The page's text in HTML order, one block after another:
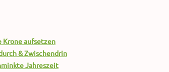
Krone aufsetzen
& Zwischendrin
Jahreszeit